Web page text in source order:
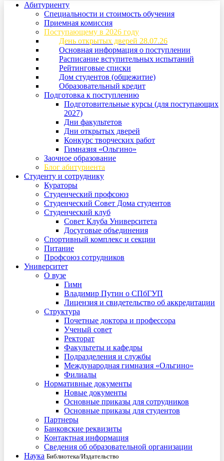
Абитуриенту
Специальности и стоимость обучения
Приемная комиссия
Поступающему в 2026 году
День открытых дверей 28.07.26
Основная информация о поступлении
Расписание вступительных испытаний
Рейтинговые списки
Дом студентов (общежитие)
Образовательный кредит
Подготовка к поступлению
Подготовительные курсы (для поступающих
2027)
Дни факультетов
Дни открытых дверей
Конкурс творческих работ
Гимназия «Ольгино»
Заочное образование
Блог абитуриента
Студенту и сотруднику
Кураторы
Студенческий профсоюз
Студенческий Совет Дома студентов
Студенческий клуб
Совет Клуба Университета
Досуговые объединения
Спортивный комплекс и секции
Питание
Профсоюз сотрудников
Университет
О вузе
Гимн
Владимир Путин о СПбГУП
Лицензия и свидетельство об аккредитации
Структура
Почетные доктора и профессора
Ученый совет
Ректорат
Факультеты и кафедры
Подразделения и службы
Международная гимназия «Ольгино»
Филиалы
Нормативные документы
Новые документы
Основные приказы для сотрудников
Основные приказы для студентов
Партнеры
Банковские реквизиты
Контактная информация
Сведения об образовательной организации
Наука Библиотека/Издательство